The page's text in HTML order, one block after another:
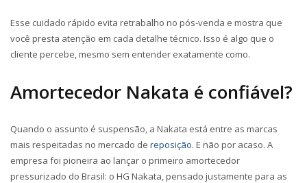
Esse cuidado rápido evita retrabalho no pós-venda e mostra que
você presta atenção em cada detalhe técnico. Isso é algo que o
cliente percebe, mesmo sem entender exatamente como.
Amortecedor Nakata é confiável?
Quando o assunto é suspensão, a Nakata está entre as marcas
mais respeitadas no mercado de reposição. E não por acaso. A
empresa foi pioneira ao lançar o primeiro amortecedor
pressurizado do Brasil: o HG Nakata, pensado justamente para as